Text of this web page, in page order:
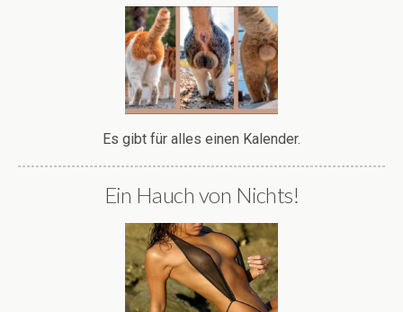
Es gibt für alles einen Kalender.
Ein Hauch von Nichts!